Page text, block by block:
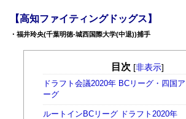
【高知ファイティングドッグス】
・福井玲央(千葉明徳-城西国際大学(中退))捕手
目次 [非表示]
ドラフト会議2020年 BCリーグ・四国
ーグ
ルートインBCリーグ ドラフト2020年